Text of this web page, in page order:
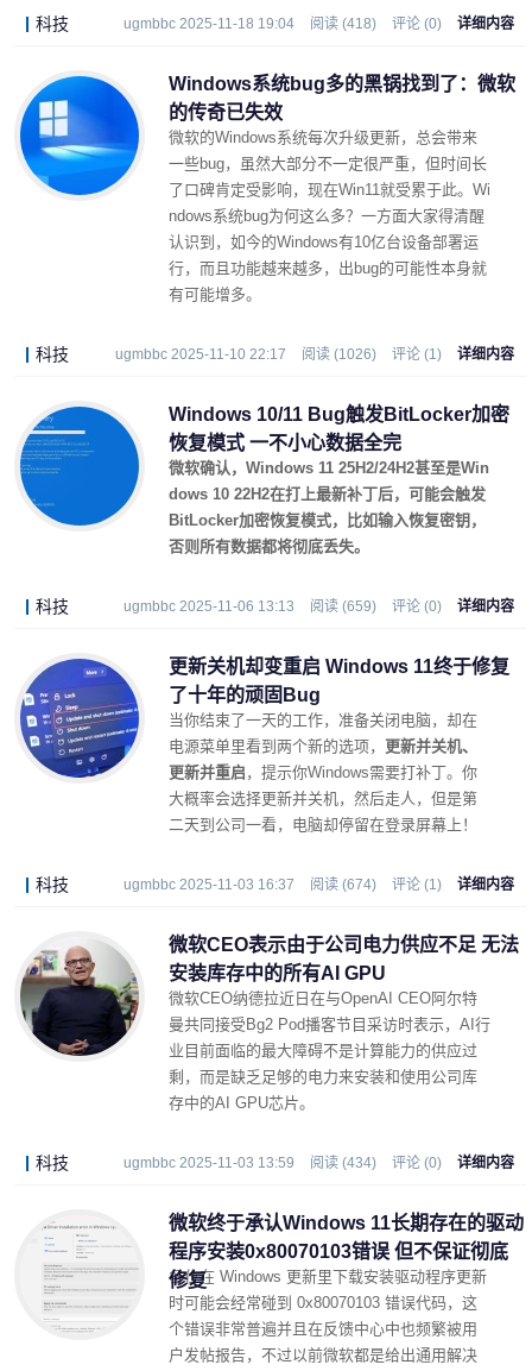
科技 ugmbbc 2025-11-18 19:04 阅读 (418) 评论 (0) 详细内容
Windows系统bug多的黑锅找到了：微软
的传奇已失效
微软的Windows系统每次升级更新，总会带来
一些bug，虽然大部分不一定很严重，但时间长
了口碑肯定受影响，现在Win11就受累于此。Wi
ndows系统bug为何这么多？一方面大家得清醒
认识到，如今的Windows有10亿台设备部署运
行，而且功能越来越多，出bug的可能性本身就
有可能增多。
科技 ugmbbc 2025-11-10 22:17 阅读 (1026) 评论 (1) 详细内容
Windows 10/11 Bug触发BitLocker加密
恢复模式 一不小心数据全完
微软确认，Windows 11 25H2/24H2甚至是Win
dows 10 22H2在打上最新补丁后，可能会触发
BitLocker加密恢复模式，比如输入恢复密钥，
否则所有数据都将彻底丢失。
科技 ugmbbc 2025-11-06 13:13 阅读 (659) 评论 (0) 详细内容
更新关机却变重启 Windows 11终于修复
了十年的顽固Bug
当你结束了一天的工作，准备关闭电脑，却在
电源菜单里看到两个新的选项， 更新并关机、
更新并重启 ，提示你Windows需要打补丁。你
大概率会选择更新并关机，然后走人，但是第
二天到公司一看，电脑却停留在登录屏幕上！
科技 ugmbbc 2025-11-03 16:37 阅读 (674) 评论 (1) 详细内容
微软CEO表示由于公司电力供应不足 无法
安装库存中的所有AI GPU
微软CEO纳德拉近日在与OpenAI CEO阿尔特
曼共同接受Bg2 Pod播客节目采访时表示，AI行
业目前面临的最大障碍不是计算能力的供应过
剩，而是缺乏足够的电力来安装和使用公司库
存中的AI GPU芯片。
科技 ugmbbc 2025-11-03 13:59 阅读 (434) 评论 (0) 详细内容
微软终于承认Windows 11长期存在的驱动
程序安装0x80070103错误 但不保证彻底
修复
各位在 Windows 更新里下载安装驱动程序更新
时可能会经常碰到 0x80070103 错误代码，这
个错误非常普遍并且在反馈中心中也频繁被用
户发帖报告，不过以前微软都是给出通用解决